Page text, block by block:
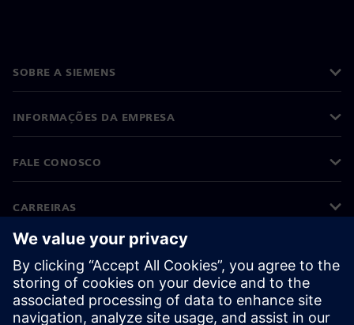
SOBRE A SIEMENS
INFORMAÇÕES DA EMPRESA
FALE CONOSCO
CARREIRAS
©Siemens 2026
Informações corporativas